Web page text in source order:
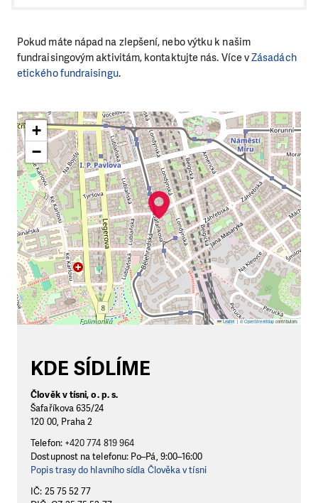
Pokud máte nápad na zlepšení, nebo výtku k našim
fundraisingovým aktivitám, kontaktujte nás. Více vZásadách
etického fundraisingu.
+
−
Leaflet | ©OpenStreetMapcontributors
KDE SÍDLÍME
Člověk v tísni, o. p. s.
Šafaříkova 635/24
120 00, Praha 2
Telefon: +420 774 819 964
Dostupnost na telefonu: Po–Pá, 9:00–16:00
Popis trasy do hlavního sídla Člověka v tísni
IČ: 25 75 52 77